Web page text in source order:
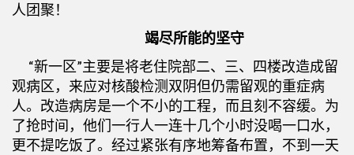
人团聚！
竭尽所能的坚守
“新一区”主要是将老住院部二、三、四楼改造成留
观病区，来应对核酸检测双阴但仍需留观的重症病
人。改造病房是一个不小的工程，而且刻不容缓。为
了抢时间，他们一行人一连十几个小时没喝一口水，
更不提吃饭了。经过紧张有序地筹备布置，不到一天